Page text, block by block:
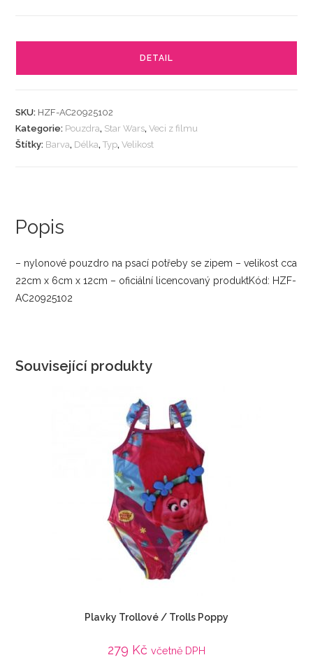
DETAIL
SKU: HZF-AC20925102
Kategorie: Pouzdra, Star Wars,Veci z filmu
Štítky: Barva, Délka,Typ,Velikost
Popis
– nylonové pouzdro na psací potřeby se zipem – velikost cca
22cm x 6cm x 12cm – oficiální licencovaný produktKód: HZF-
AC20925102
Související produkty
Plavky Trollové / Trolls Poppy
279 Kč včetně DPH